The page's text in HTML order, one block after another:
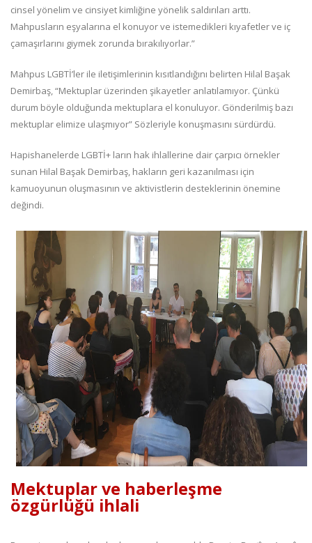
cinsel yönelim ve cinsiyet kimliğine yönelik saldırıları arttı.
Mahpusların eşyalarına el konuyor ve istemedikleri kıyafetler ve iç
çamaşırlarını giymek zorunda bırakılıyorlar.”
Mahpus LGBTİ’ler ile iletişimlerinin kısıtlandığını belirten Hilal Başak
Demirbaş, “Mektuplar üzerinden şikayetler anlatılamıyor. Çünkü
durum böyle olduğunda mektuplara el konuluyor. Gönderilmiş bazı
mektuplar elimize ulaşmıyor” Sözleriyle konuşmasını sürdürdü.
Hapishanelerde LGBTİ+ ların hak ihlallerine dair çarpıcı örnekler
sunan Hilal Başak Demirbaş, hakların geri kazanılması için
kamuoyunun oluşmasının ve aktivistlerin desteklerinin önemine
değindi.
Mektuplar ve haberleşme
özgürlüğü ihlali